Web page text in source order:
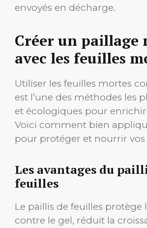
envoyés en décharge.
Créer un paillage
avec les feuilles
Utiliser les feuilles mortes
est l’une des méthodes les
et écologiques pour
Voici comment bien
pour protéger et nourrir vos
Les avantages du
feuilles
Le paillis de feuilles protège
contre le gel, réduit la